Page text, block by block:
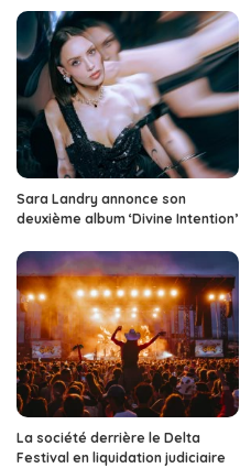
Sara Landry annonce son
deuxième album ‘Divine Intention’
La société derrière le Delta
Festival en liquidation judiciaire